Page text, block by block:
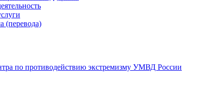
(перевода)
по противодействию экстремизму УМВД России